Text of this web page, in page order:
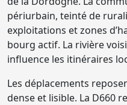
périurbain, teinté de
exploitations et zones
bourg actif. La rivière
influence les itinéraires
Les déplacements
dense et lisible. La D660